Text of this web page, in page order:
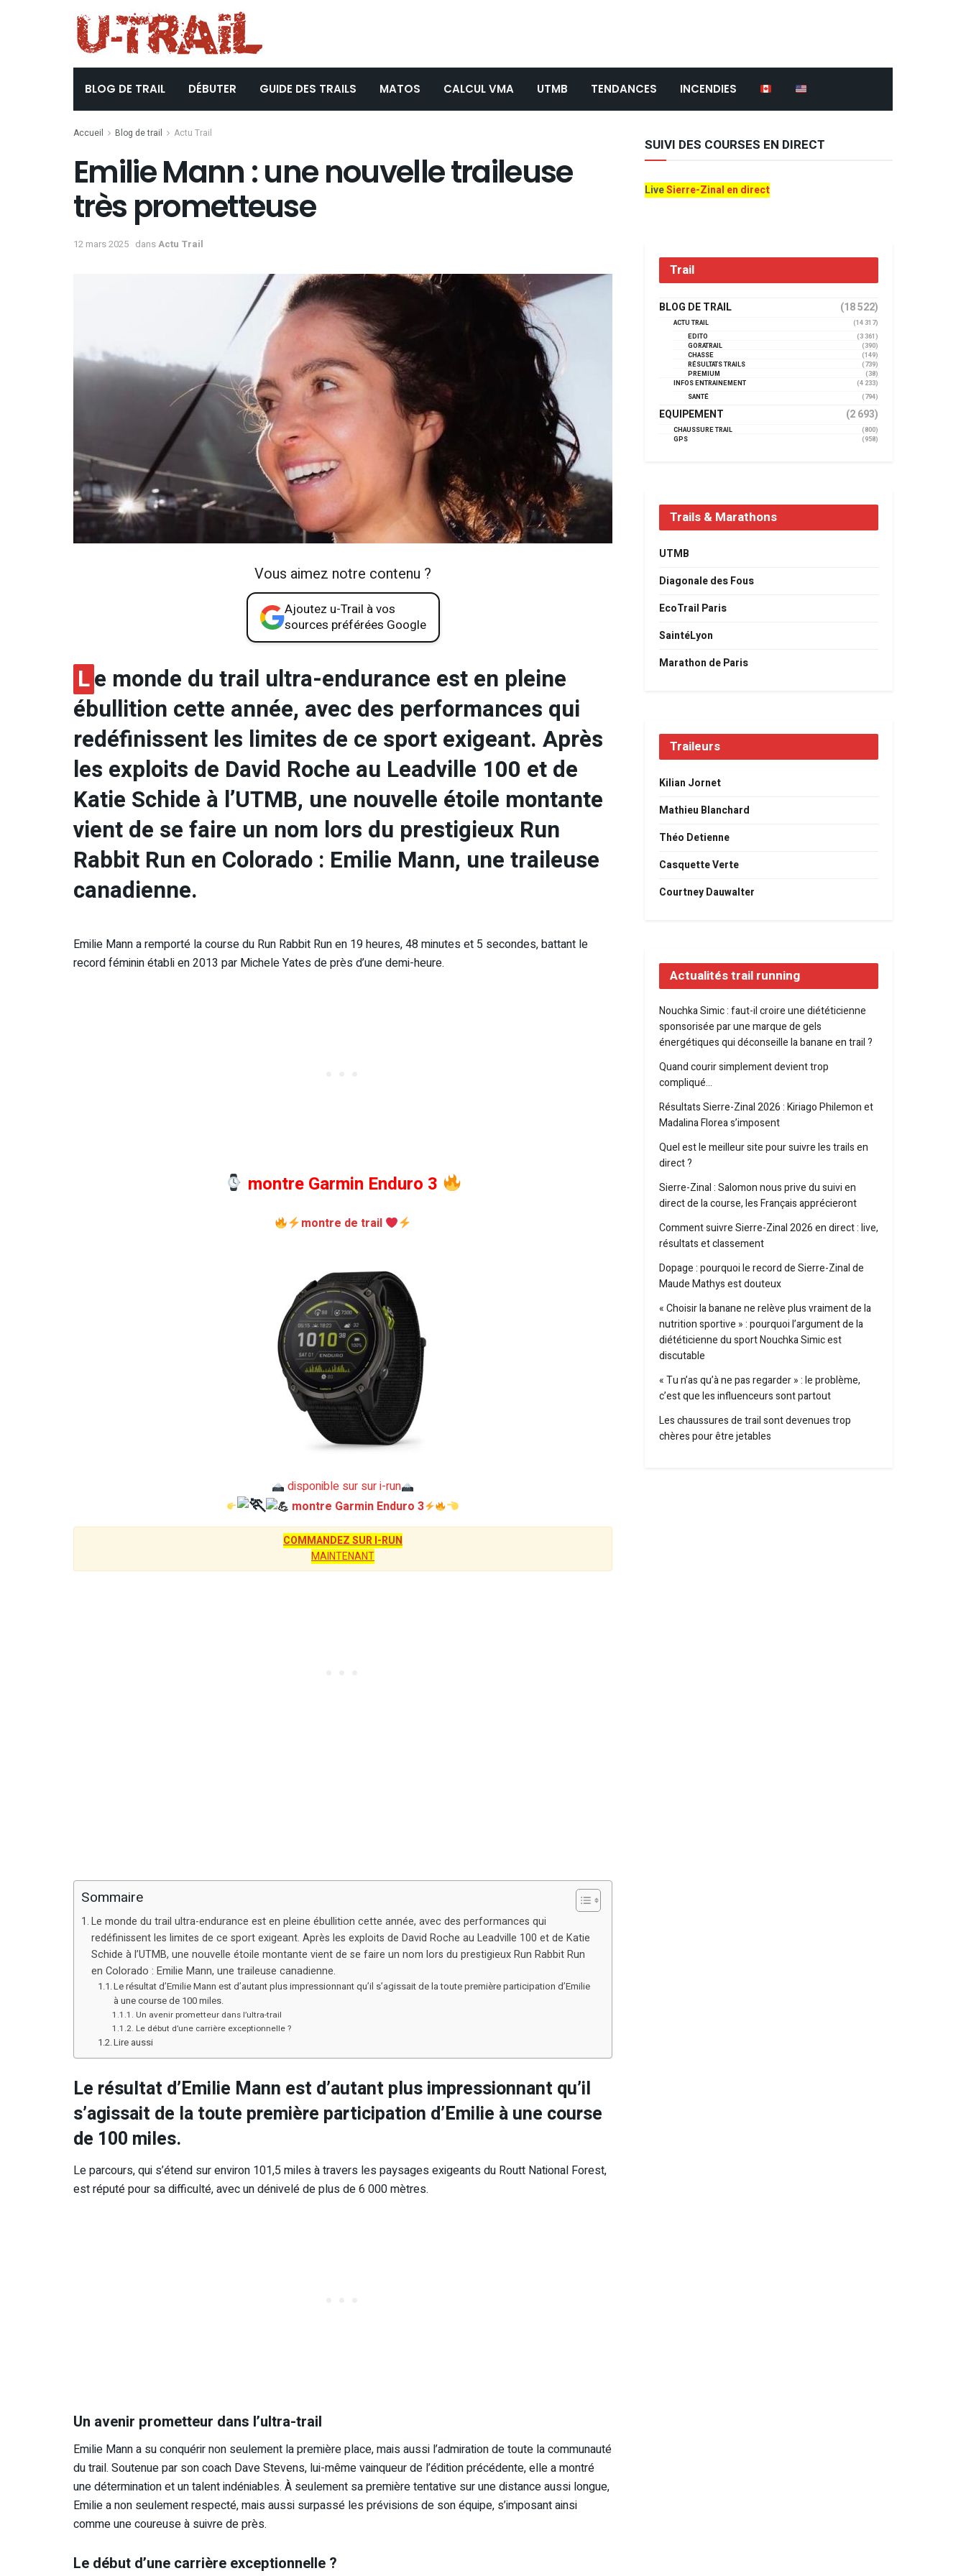
BLOG DE TRAIL DÉBUTER GUIDE DES TRAILS MATOS CALCUL VMA UTMB TENDANCES INCENDIES
Accueil Blog de trail Actu Trail
Emilie Mann : une nouvelle traileuse
très prometteuse
12 mars 2025 dansActu Trail
Vous aimez notre contenu ?
Ajoutez u-Trail à vos
sources préférées Google
Le monde du trail ultra-endurance est en pleine
ébullition cette année, avec des performances qui
redéfinissent les limites de ce sport exigeant. Après
les exploits de David Roche au Leadville 100 et de
Katie Schide à l’UTMB, une nouvelle étoile montante
vient de se faire un nom lors du prestigieux Run
Rabbit Run en Colorado : Emilie Mann, une traileuse
canadienne.
Emilie Mann a remporté la course du Run Rabbit Run en 19 heures, 48 minutes et 5 secondes, battant le
record féminin établi en 2013 par Michele Yates de près d’une demi-heure.
montre Garmin Enduro 3
montre de trail
disponible sur sur i-run
montre Garmin Enduro 3
COMMANDEZ SUR I-RUN
MAINTENANT
Sommaire
Le monde du trail ultra-endurance est en pleine ébullition cette année, avec des performances qui
redéfinissent les limites de ce sport exigeant. Après les exploits de David Roche au Leadville 100 et de Katie
Schide à l’UTMB, une nouvelle étoile montante vient de se faire un nom lors du prestigieux Run Rabbit Run
en Colorado : Emilie Mann, une traileuse canadienne.
Le résultat d’Emilie Mann est d’autant plus impressionnant qu’il s’agissait de la toute première participation d’Emilie
à une course de 100 miles.
Un avenir prometteur dans l’ultra-trail
Le début d’une carrière exceptionnelle ?
Lire aussi
Le résultat d’Emilie Mann est d’autant plus impressionnant qu’il
s’agissait de la toute première participation d’Emilie à une course
de 100 miles.
Le parcours, qui s’étend sur environ 101,5 miles à travers les paysages exigeants du Routt National Forest,
est réputé pour sa difficulté, avec un dénivelé de plus de 6 000 mètres.
Un avenir prometteur dans l’ultra-trail
Emilie Mann a su conquérir non seulement la première place, mais aussi l’admiration de toute la communauté
du trail. Soutenue par son coach Dave Stevens, lui-même vainqueur de l’édition précédente, elle a montré
une détermination et un talent indéniables. À seulement sa première tentative sur une distance aussi longue,
Emilie a non seulement respecté, mais aussi surpassé les prévisions de son équipe, s’imposant ainsi
comme une coureuse à suivre de près.
Le début d’une carrière exceptionnelle ?
SUIVI DES COURSES EN DIRECT
LiveSierre-Zinal en direct
Trail
BLOG DE TRAIL (18 522)
ACTU TRAIL
(14 317)
EDITO
(3 361)
GORATRAIL
(390)
CHASSE
(149)
RÉSULTATS TRAILS
(739)
PREMIUM
(38)
INFOS ENTRAINEMENT
(4 233)
SANTÉ
(794)
EQUIPEMENT (2 693)
CHAUSSURE TRAIL
(800)
GPS
(958)
Trails & Marathons
UTMB
Diagonale des Fous
EcoTrail Paris
SaintéLyon
Marathon de Paris
Traileurs
Kilian Jornet
Mathieu Blanchard
Théo Detienne
Casquette Verte
Courtney Dauwalter
Actualités trail running
Nouchka Simic : faut-il croire une diététicienne
sponsorisée par une marque de gels
énergétiques qui déconseille la banane en trail ?
Quand courir simplement devient trop
compliqué…
Résultats Sierre-Zinal 2026 : Kiriago Philemon et
Madalina Florea s’imposent
Quel est le meilleur site pour suivre les trails en
direct ?
Sierre-Zinal : Salomon nous prive du suivi en
direct de la course, les Français apprécieront
Comment suivre Sierre-Zinal 2026 en direct : live,
résultats et classement
Dopage : pourquoi le record de Sierre-Zinal de
Maude Mathys est douteux
« Choisir la banane ne relève plus vraiment de la
nutrition sportive » : pourquoi l’argument de la
diététicienne du sport Nouchka Simic est
discutable
« Tu n’as qu’à ne pas regarder » : le problème,
c’est que les influenceurs sont partout
Les chaussures de trail sont devenues trop
chères pour être jetables